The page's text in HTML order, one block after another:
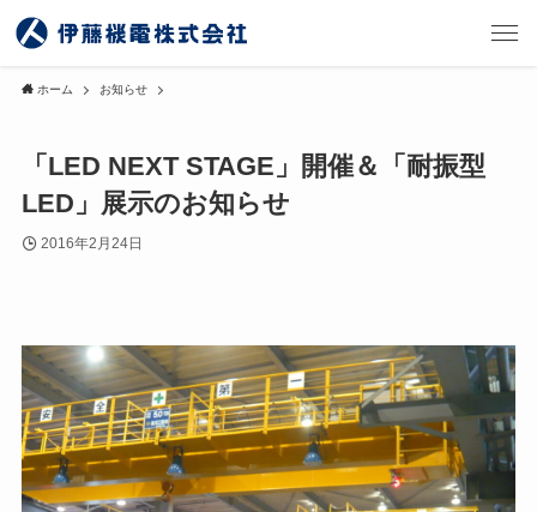
ホーム お知らせ
「LED NEXT STAGE」開催＆「耐振型
LED」展示のお知らせ
2016年2月24日